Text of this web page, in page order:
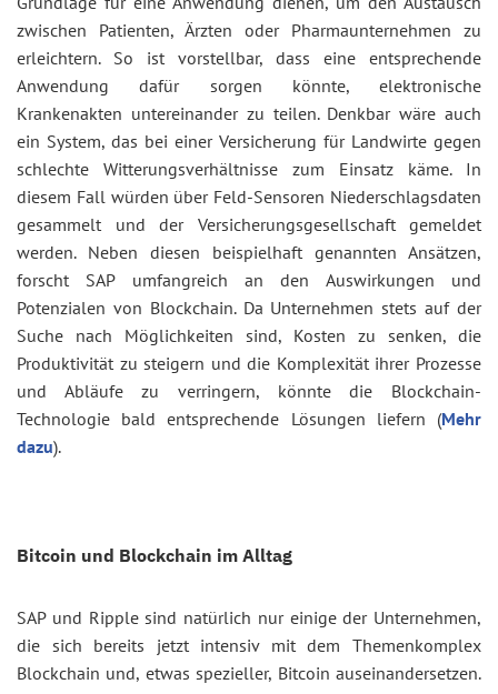
zwischen Patienten, Ärzten oder Pharmaunternehmen zu
erleichtern. So ist vorstellbar, dass eine entsprechende
Anwendung dafür sorgen könnte, elektronische
Krankenakten untereinander zu teilen. Denkbar wäre auch
ein System, das bei einer Versicherung für Landwirte gegen
schlechte Witterungsverhältnisse zum Einsatz käme. In
diesem Fall würden über Feld-Sensoren Niederschlagsdaten
gesammelt und der Versicherungsgesellschaft gemeldet
werden. Neben diesen beispielhaft genannten Ansätzen,
forscht SAP umfangreich an den Auswirkungen und
Potenzialen von Blockchain. Da Unternehmen stets auf der
Suche nach Möglichkeiten sind, Kosten zu senken, die
Produktivität zu steigern und die Komplexität ihrer Prozesse
und Abläufe zu verringern, könnte die Blockchain-
Technologie bald entsprechende Lösungen liefern (Mehr
dazu).
Bitcoin und Blockchain im Alltag
SAP und Ripple sind natürlich nur einige der Unternehmen,
die sich bereits jetzt intensiv mit dem Themenkomplex
Blockchain und, etwas spezieller, Bitcoin auseinandersetzen.